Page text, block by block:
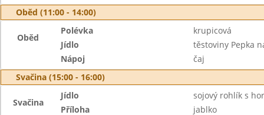
Oběd (11:00 - 14:00)
Oběd
Polévka
krupicová
Jídlo
těstoviny Pepka
Nápoj
čaj
Svačina (15:00 - 16:00)
Svačina
Jídlo
sojový rohlík s
Příloha
jablko